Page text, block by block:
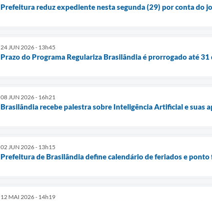
Prefeitura reduz expediente nesta segunda (29) por conta do
24 JUN 2026 - 13h45
Prazo do Programa Regulariza Brasilândia é prorrogado até
08 JUN 2026 - 16h21
Brasilândia recebe palestra sobre Inteligência Artificial e suas
02 JUN 2026 - 13h15
Prefeitura de Brasilândia define calendário de feriados e
12 MAI 2026 - 14h19